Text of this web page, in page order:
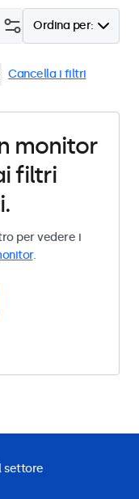
Ordina per:
Cancella i filtri
monitor
filtri
per vedere i
.
settore